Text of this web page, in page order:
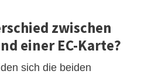
zwischen
einer EC-Karte?
sich die beiden